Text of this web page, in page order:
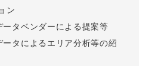
ン
ータベンダーによる提案等
ータによるエリア分析等の紹